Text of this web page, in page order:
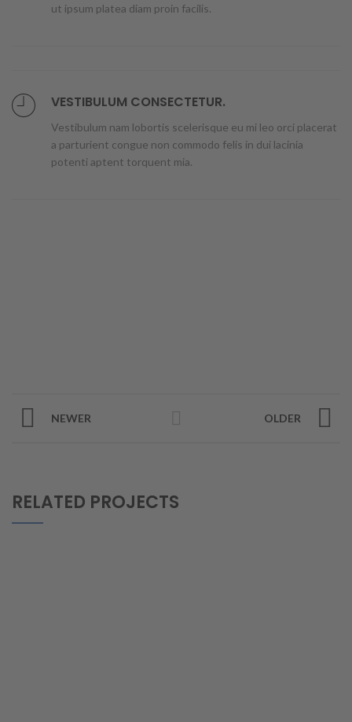
ut ipsum platea diam proin facilis.
VESTIBULUM CONSECTETUR.
Vestibulum nam lobortis scelerisque eu mi leo orci placerat
a parturient congue non commodo felis in dui lacinia
potenti aptent torquent mia.
NEWER OLDER
RELATED PROJECTS